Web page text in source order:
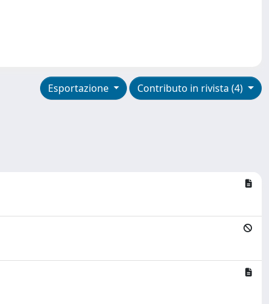
Contributo in rivista (4)
Esportazione